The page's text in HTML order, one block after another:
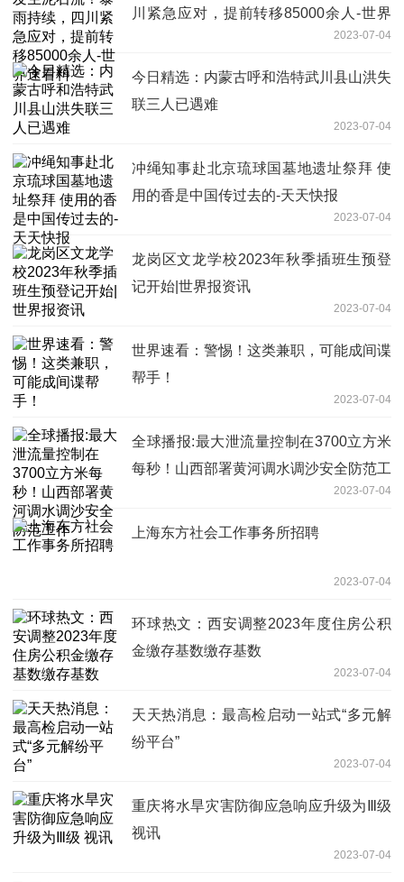
川紧急应对，提前转移85000余人-世界
2023-07-04
今日精选：内蒙古呼和浩特武川县山洪失
联三人已遇难
2023-07-04
冲绳知事赴北京琉球国墓地遗址祭拜 使
用的香是中国传过去的-天天快报
2023-07-04
龙岗区文龙学校2023年秋季插班生预登
记开始|世界报资讯
2023-07-04
世界速看：警惕！这类兼职，可能成间谍
帮手！
2023-07-04
全球播报:最大泄流量控制在3700立方米
每秒！山西部署黄河调水调沙安全防范工
2023-07-04
上海东方社会工作事务所招聘
2023-07-04
环球热文：西安调整2023年度住房公积
金缴存基数缴存基数
2023-07-04
天天热消息：最高检启动一站式“多元解
纷平台”
2023-07-04
重庆将水旱灾害防御应急响应升级为Ⅲ级
视讯
2023-07-04